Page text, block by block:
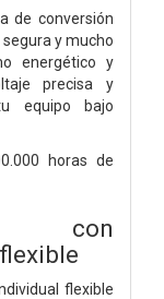
de conversión
y mucho
energético y
precisa y
equipo bajo
horas de
con
flexible